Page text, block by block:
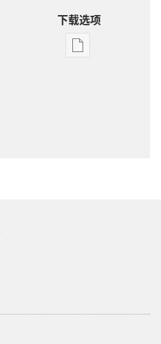
下载选项
电
背